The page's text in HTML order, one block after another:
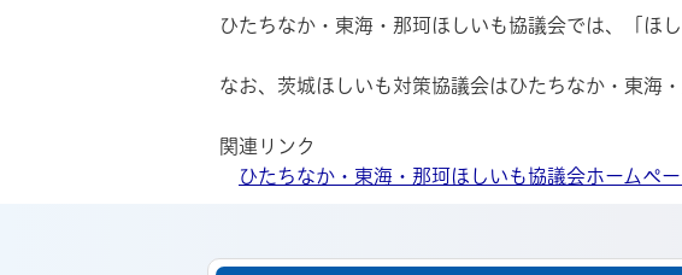
ひたちなか・東海・那珂ほしいも協議会では、「ほ
なお、茨城ほしいも対策協議会はひたちなか・東海
関連リンク
ひたちなか・東海・那珂ほしいも協議会ホームペ